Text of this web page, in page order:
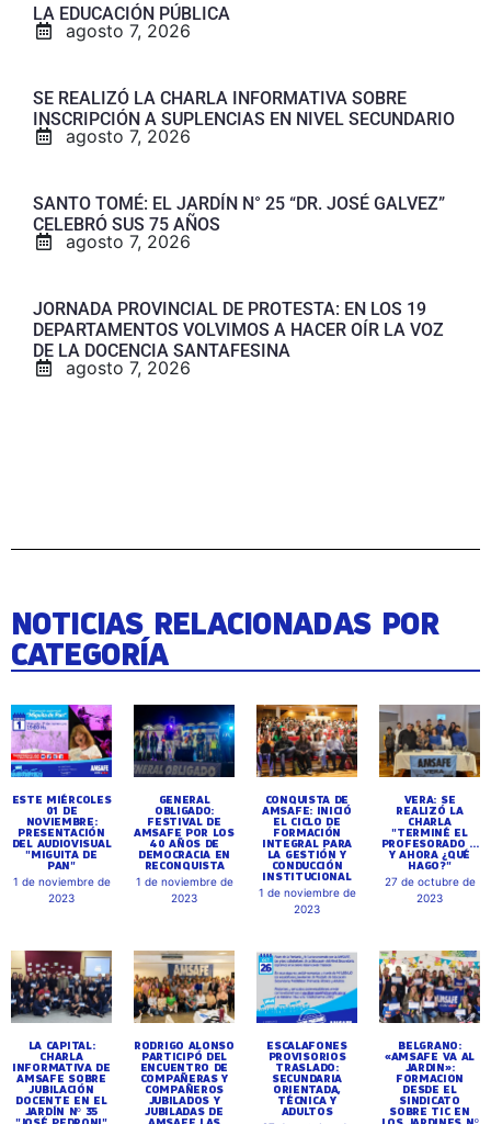
LA EDUCACIÓN PÚBLICA
agosto 7, 2026
SE REALIZÓ LA CHARLA INFORMATIVA SOBRE
INSCRIPCIÓN A SUPLENCIAS EN NIVEL SECUNDARIO
agosto 7, 2026
SANTO TOMÉ: EL JARDÍN N° 25 “DR. JOSÉ GALVEZ”
CELEBRÓ SUS 75 AÑOS
agosto 7, 2026
JORNADA PROVINCIAL DE PROTESTA: EN LOS 19
DEPARTAMENTOS VOLVIMOS A HACER OÍR LA VOZ
DE LA DOCENCIA SANTAFESINA
agosto 7, 2026
NOTICIAS RELACIONADAS POR
CATEGORÍA
ESTE MIÉRCOLES
01 DE
NOVIEMBRE:
PRESENTACIÓN
DEL AUDIOVISUAL
"MIGUITA DE
PAN"
1 de noviembre de
2023
GENERAL
OBLIGADO:
FESTIVAL DE
AMSAFE POR LOS
40 AÑOS DE
DEMOCRACIA EN
RECONQUISTA
1 de noviembre de
2023
CONQUISTA DE
AMSAFE: INICIÓ
EL CICLO DE
FORMACIÓN
INTEGRAL PARA
LA GESTIÓN Y
CONDUCCIÓN
INSTITUCIONAL
1 de noviembre de
2023
VERA: SE
REALIZÓ LA
CHARLA
"TERMINÉ EL
PROFESORADO ...
Y AHORA ¿QUÉ
HAGO?"
27 de octubre de
2023
LA CAPITAL:
CHARLA
INFORMATIVA DE
AMSAFE SOBRE
JUBILACIÓN
DOCENTE EN EL
JARDÍN Nº 35
RODRIGO ALONSO
PARTICIPÓ DEL
ENCUENTRO DE
COMPAÑERAS Y
COMPAÑEROS
JUBILADOS Y
JUBILADAS DE
ESCALAFONES
PROVISORIOS
TRASLADO:
SECUNDARIA
ORIENTADA,
TÉCNICA Y
ADULTOS
BELGRANO:
«AMSAFE VA AL
JARDIN»:
FORMACION
DESDE EL
SINDICATO
SOBRE TIC EN